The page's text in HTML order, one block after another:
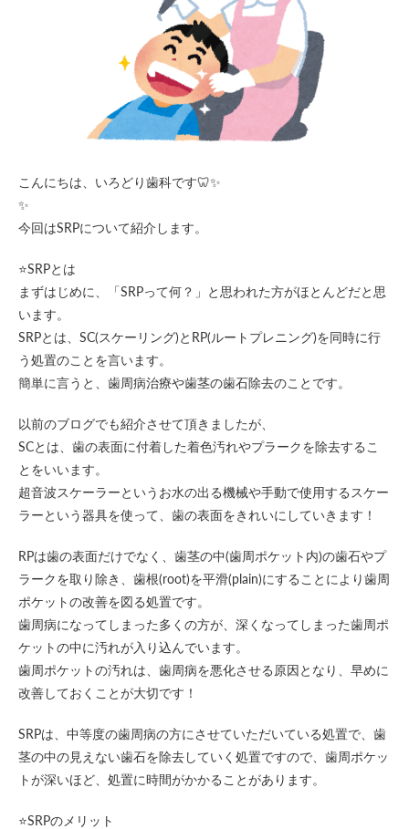
こんにちは、いろどり歯科です🦷✨
✨
今回はSRPについて紹介します。
⭐️SRPとは
まずはじめに、「SRPって何？」と思われた方がほとんどだと思
います。
SRPとは、SC(スケーリング)とRP(ルートプレニング)を同時に行
う処置のことを言います。
簡単に言うと、歯周病治療や歯茎の歯石除去のことです。
以前のブログでも紹介させて頂きましたが、
SCとは、歯の表面に付着した着色汚れやプラークを除去するこ
とをいいます。
超音波スケーラーというお水の出る機械や手動で使用するスケー
ラーという器具を使って、歯の表面をきれいにしていきます！
RPは歯の表面だけでなく、歯茎の中(歯周ポケット内)の歯石やプ
ラークを取り除き、歯根(root)を平滑(plain)にすることにより歯周
ポケットの改善を図る処置です。
歯周病になってしまった多くの方が、深くなってしまった歯周ポ
ケットの中に汚れが入り込んでいます。
歯周ポケットの汚れは、歯周病を悪化させる原因となり、早めに
改善しておくことが大切です！
SRPは、中等度の歯周病の方にさせていただいている処置で、歯
茎の中の見えない歯石を除去していく処置ですので、歯周ポケッ
トが深いほど、処置に時間がかかることがあります。
⭐️SRPのメリット